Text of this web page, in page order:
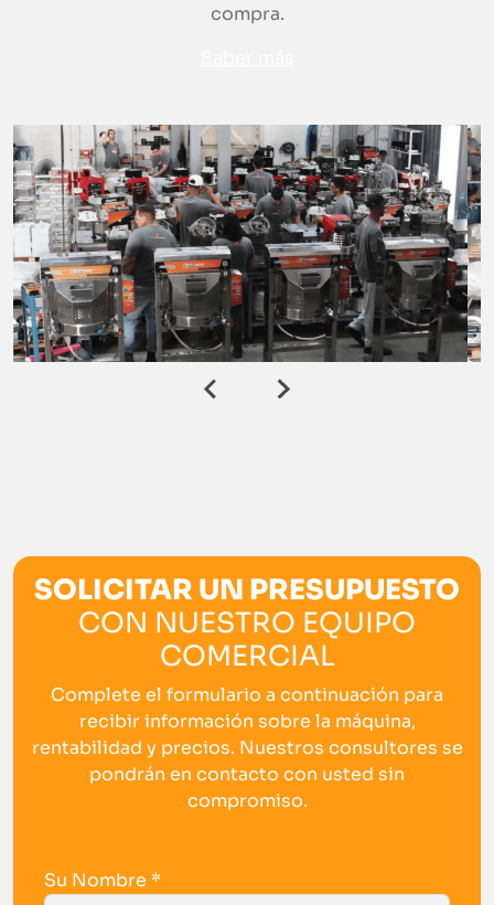
compra.
SOLICITAR UN PRESUPUESTO
CON NUESTRO EQUIPO
COMERCIAL
Complete el formulario a continuación para
recibir información sobre la máquina,
rentabilidad y precios. Nuestros consultores se
pondrán en contacto con usted sin
compromiso.
Su Nombre *